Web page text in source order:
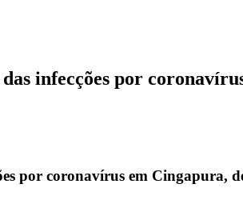
infecções por
por coronavírus em Cingapura,